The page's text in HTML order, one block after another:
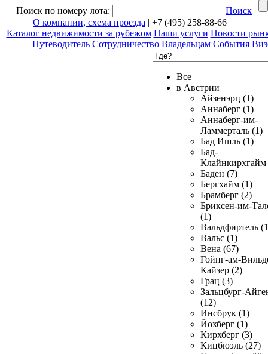
Поиск по номеру лота:
Поиск
О компании, схема проезда | +7 (495) 258-88-66
Каталог недвижимости за рубежом Наши услуги Новости
Путеводитель Сотрудничество Владельцам События
Все
в Австрии
Айзенэрц (1)
Аннаберг (1)
Аннаберг-им-
Ламмерталь (1)
Бад Ишль (1)
Бад-
Клайнкирхгайм
Баден (7)
Бергхайм (1)
Брамберг (2)
Бриксен-им-
(1)
Вальдфиртель
Вальс (1)
Вена (67)
Гойнг-ам-
Кайзер (2)
Грац (3)
Зальцбург-
(12)
Инсбрук (1)
Йохберг (1)
Кирхберг (3)
Кицбюэль (27)